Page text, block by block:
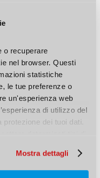
o recuperare
nel browser. Questi
statistiche
le tue preferenze o
un'esperienza web
di utilizzo del
dei tuoi dati.
Mostra dettagli